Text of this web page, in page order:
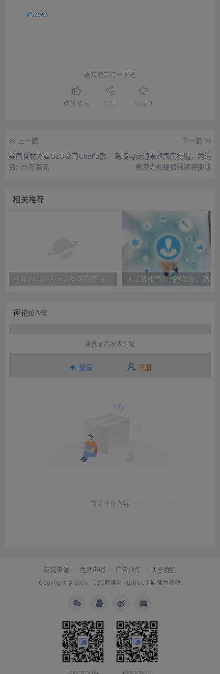
O2O
喜欢就支持一下吧
点赞 点赞 分享 收藏 0
上一篇
美国食材外卖O2O公司Chef'd融
资525万美元
下一篇
跨境电商迎来超国民待遇，内消
费潜力和提振外贸将提速
相关推荐
评论抢沙发
请登录后发表评论
登录 注册
暂无评论内容
友链申请 免责声明 广告合作 关于我们
Copyright © 2025 · O2O薪媒体 · 由 Blue主题强力驱动.